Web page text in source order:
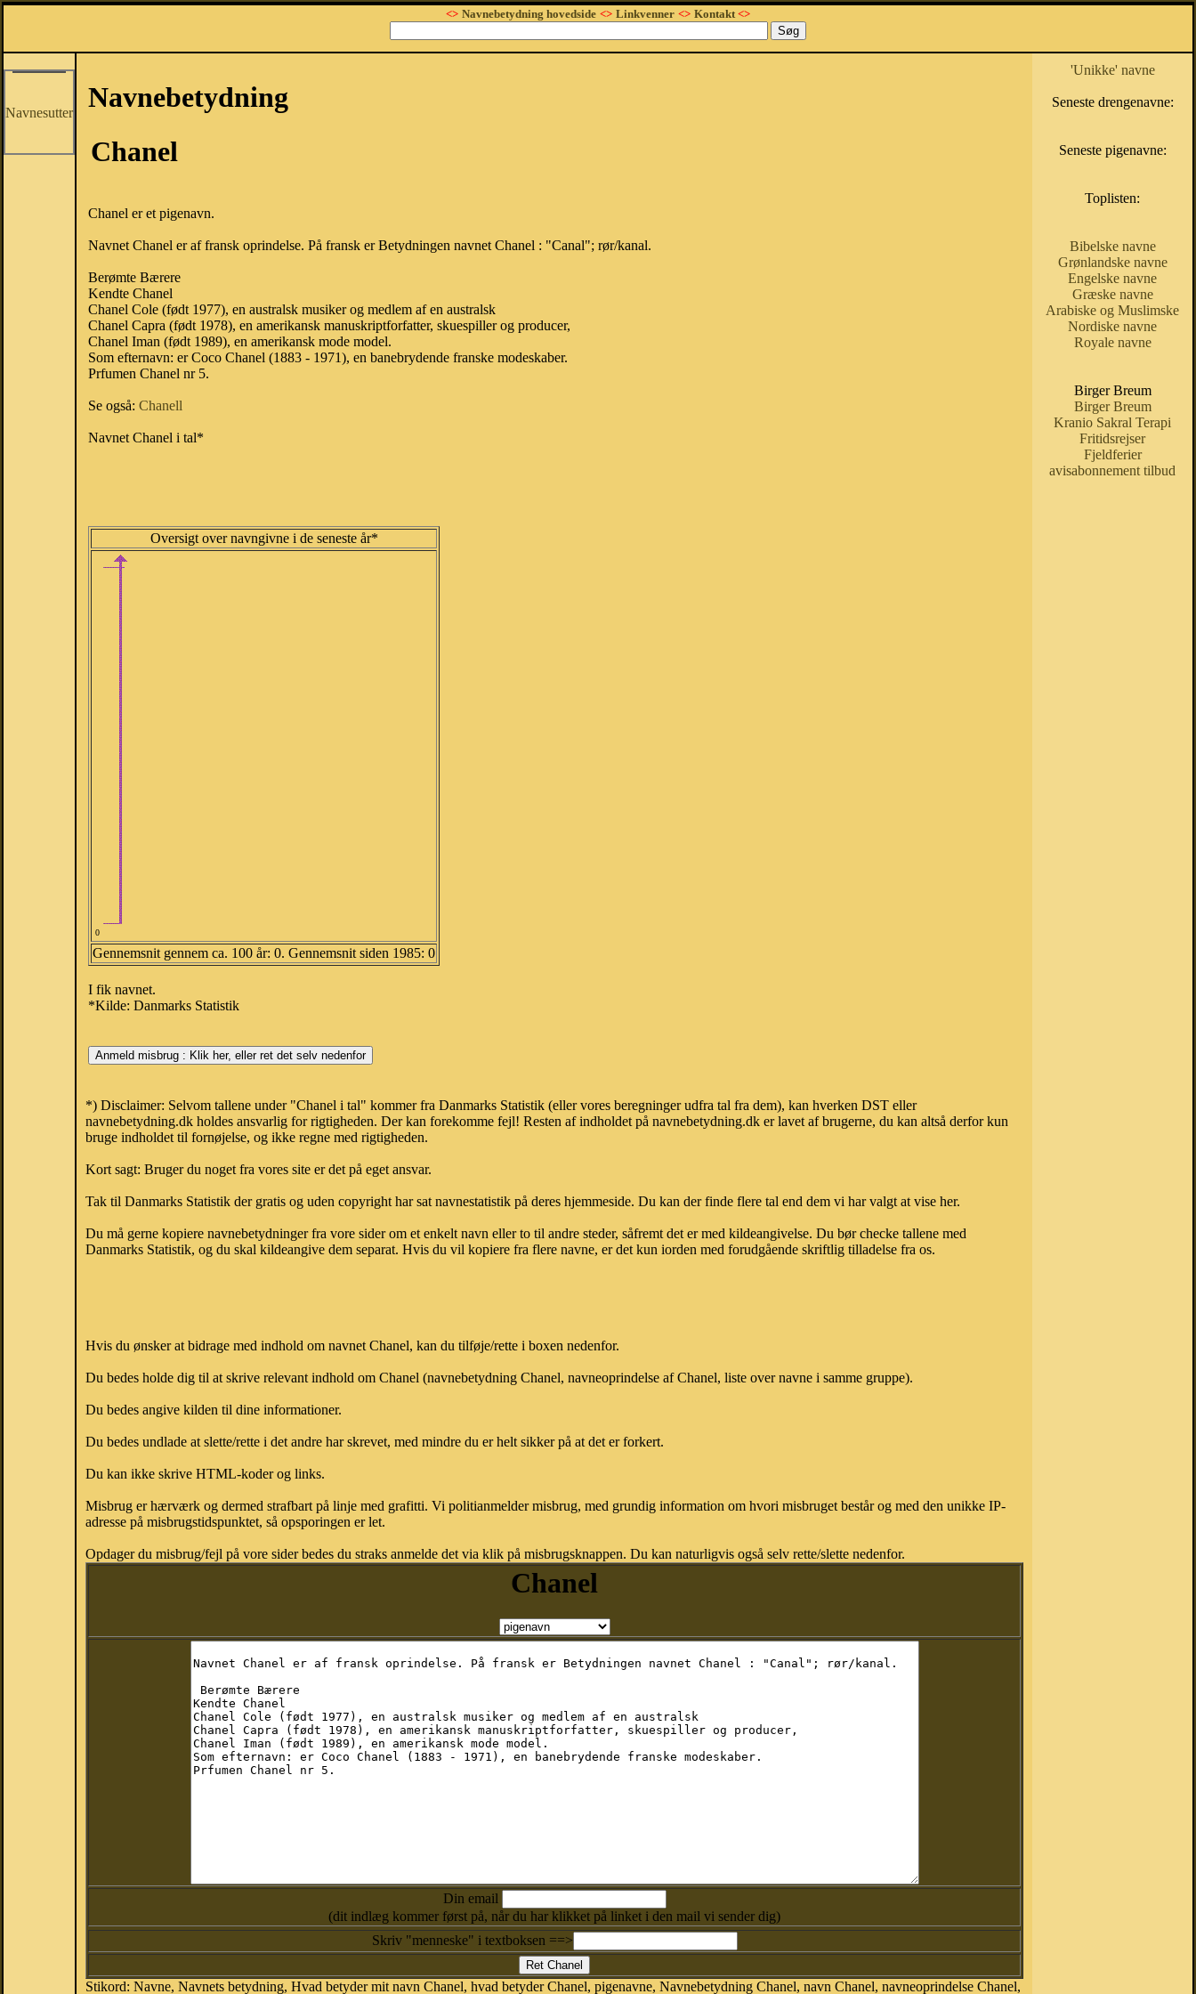
<> Navnebetydning hovedside <> Linkvenner <> Kontakt<>
Navnesutter
Navnebetydning
Chanel
Chanel er et pigenavn.
Navnet Chanel er af fransk oprindelse. På fransk er Betydningen navnet Chanel : "Canal"; rør/kanal.
Berømte Bærere
Kendte Chanel
Chanel Cole (født 1977), en australsk musiker og medlem af en australsk
Chanel Capra (født 1978), en amerikansk manuskriptforfatter, skuespiller og producer,
Chanel Iman (født 1989), en amerikansk mode model.
Som efternavn: er Coco Chanel (1883 - 1971), en banebrydende franske modeskaber.
Prfumen Chanel nr 5.
Se også: Chanell
Navnet Chanel i tal*
Oversigt over navngivne i de seneste år*
0
Gennemsnit gennem ca. 100 år: 0. Gennemsnit siden 1985: 0
I fik navnet.
*Kilde: Danmarks Statistik
*) Disclaimer: Selvom tallene under "Chanel i tal" kommer fra Danmarks Statistik (eller vores beregninger udfra tal fra dem), kan hverken DST eller
navnebetydning.dk holdes ansvarlig for rigtigheden. Der kan forekomme fejl! Resten af indholdet på navnebetydning.dk er lavet af brugerne, du kan altså derfor kun
bruge indholdet til fornøjelse, og ikke regne med rigtigheden.
Kort sagt: Bruger du noget fra vores site er det på eget ansvar.
Tak til Danmarks Statistik der gratis og uden copyright har sat navnestatistik på deres hjemmeside. Du kan der finde flere tal end dem vi har valgt at vise her.
Du må gerne kopiere navnebetydninger fra vore sider om et enkelt navn eller to til andre steder, såfremt det er med kildeangivelse. Du bør checke tallene med
Danmarks Statistik, og du skal kildeangive dem separat. Hvis du vil kopiere fra flere navne, er det kun iorden med forudgående skriftlig tilladelse fra os.
Hvis du ønsker at bidrage med indhold om navnet Chanel, kan du tilføje/rette i boxen nedenfor.
Du bedes holde dig til at skrive relevant indhold om Chanel (navnebetydning Chanel, navneoprindelse af Chanel, liste over navne i samme gruppe).
Du bedes angive kilden til dine informationer.
Du bedes undlade at slette/rette i det andre har skrevet, med mindre du er helt sikker på at det er forkert.
Du kan ikke skrive HTML-koder og links.
Misbrug er hærværk og dermed strafbart på linje med grafitti. Vi politianmelder misbrug, med grundig information om hvori misbruget består og med den unikke IP-
adresse på misbrugstidspunktet, så opsporingen er let.
Opdager du misbrug/fejl på vore sider bedes du straks anmelde det via klik på misbrugsknappen. Du kan naturligvis også selv rette/slette nedenfor.
Chanel
Din email
(dit indlæg kommer først på, når du har klikket på linket i den mail vi sender dig)
Skriv "menneske" i textboksen ==>
Stikord: Navne, Navnets betydning, Hvad betyder mit navn Chanel, hvad betyder Chanel, pigenavne, Navnebetydning Chanel, navn Chanel, navneoprindelse Chanel,
'Unikke' navne
Seneste drengenavne:
Seneste pigenavne:
Toplisten:
Bibelske navne
Grønlandske navne
Engelske navne
Græske navne
Arabiske og Muslimske
Nordiske navne
Royale navne
Birger Breum
Birger Breum
Kranio Sakral Terapi
Fritidsrejser
Fjeldferier
avisabonnement tilbud